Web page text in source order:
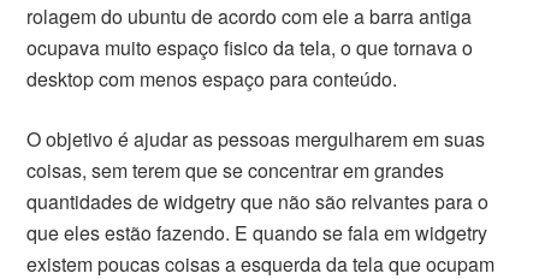
rolagem do ubuntu de acordo com ele a barra antiga
ocupava muito espaço fisico da tela, o que tornava o
desktop com menos espaço para conteúdo.
O objetivo é ajudar as pessoas mergulharem em suas
coisas, sem terem que se concentrar em grandes
quantidades de widgetry que não são relvantes para o
que eles estão fazendo. E quando se fala em widgetry
existem poucas coisas a esquerda da tela que ocupam